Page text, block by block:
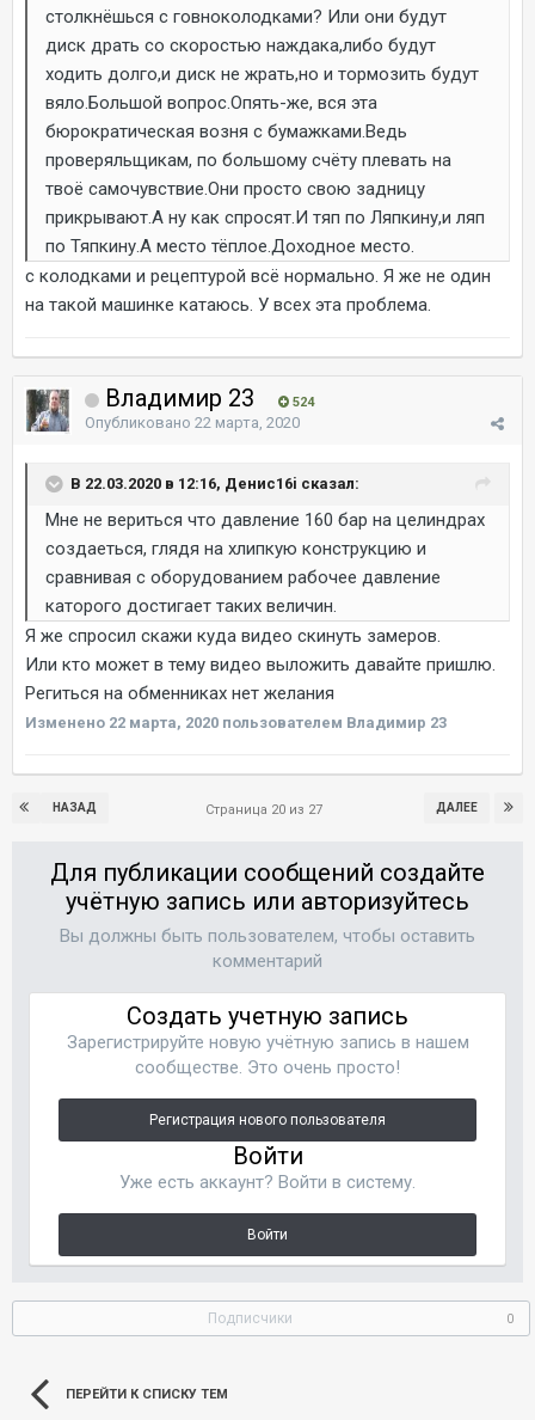
столкнёшься с говноколодками? Или они будут
диск драть со скоростью наждака,либо будут
ходить долго,и диск не жрать,но и тормозить будут
вяло.Большой вопрос.Опять-же, вся эта
бюрократическая возня с бумажками.Ведь
проверяльщикам, по большому счёту плевать на
твоё самочувствие.Они просто свою задницу
прикрывают.А ну как спросят.И тяп по Ляпкину,и ляп
по Тяпкину.А место тёплое.Доходное место.
с колодками и рецептурой всё нормально. Я же не один
на такой машинке катаюсь. У всех эта проблема.
Владимир 23 524
Опубликовано 22 марта, 2020
В 22.03.2020 в 12:16, Денис16i сказал:
Мне не вериться что давление 160 бар на целиндрах
создаеться, глядя на хлипкую конструкцию и
сравнивая с оборудованием рабочее давление
каторого достигает таких величин.
Я же спросил скажи куда видео скинуть замеров.
Или кто может в тему видео выложить давайте пришлю.
Региться на обменниках нет желания
Изменено 22 марта, 2020 пользователем Владимир 23
НАЗАД ДАЛЕЕ
Страница 20 из 27
Для публикации сообщений создайте
учётную запись или авторизуйтесь
Вы должны быть пользователем, чтобы оставить
комментарий
Создать учетную запись
Зарегистрируйте новую учётную запись в нашем
сообществе. Это очень просто!
Регистрация нового пользователя
Войти
Уже есть аккаунт? Войти в систему.
Войти
Подписчики 0
ПЕРЕЙТИ К СПИСКУ ТЕМ